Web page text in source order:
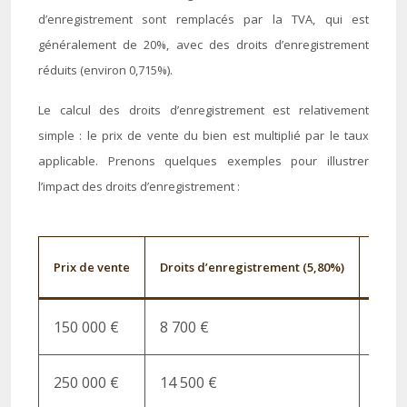
d’enregistrement sont remplacés par la TVA, qui est
généralement de 20%, avec des droits d’enregistrement
réduits (environ 0,715%).
Le calcul des droits d’enregistrement est relativement
simple : le prix de vente du bien est multiplié par le taux
applicable. Prenons quelques exemples pour illustrer
l’impact des droits d’enregistrement :
Prix de vente Droits d’enregistrement (5,80%)
150 000 € 8 700 €
250 000 € 14 500 €